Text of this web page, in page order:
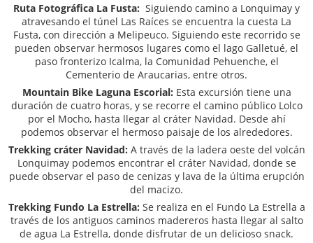
Ruta Fotográfica La Fusta: Siguiendo camino a Lonquimay y
atravesando el túnel Las Raíces se encuentra la cuesta La
Fusta, con dirección a Melipeuco. Siguiendo este recorrido se
pueden observar hermosos lugares como el lago Galletué, el
paso fronterizo Icalma, la Comunidad Pehuenche, el
Cementerio de Araucarias, entre otros.
Mountain Bike Laguna Escorial: Esta excursión tiene una
duración de cuatro horas, y se recorre el camino público Lolco
por el Mocho, hasta llegar al cráter Navidad. Desde ahí
podemos observar el hermoso paisaje de los alrededores.
Trekking cráter Navidad: A través de la ladera oeste del volcán
Lonquimay podemos encontrar el cráter Navidad, donde se
puede observar el paso de cenizas y lava de la última erupción
del macizo.
Trekking Fundo La Estrella: Se realiza en el Fundo La Estrella a
través de los antiguos caminos madereros hasta llegar al salto
de agua La Estrella, donde disfrutar de un delicioso snack.